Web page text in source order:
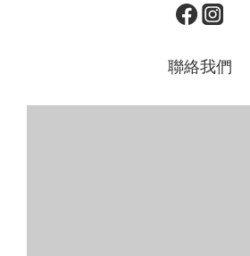
聯絡我們